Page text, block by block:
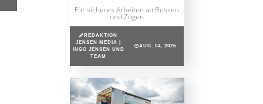
Für sicheres Arbeiten an Bussen
und Zügen
REDAKTION
JENSEN MEDIA |
INGO JENSEN UND
TEAM
AUG. 04, 2026